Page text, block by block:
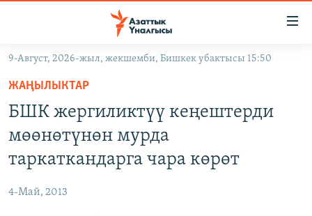
Навигацияга
өтүңүз
Издөөгө
салыңызКЫРГЫЗСТАН
МАДАНИЯТ
ТВ ПРОГРАММАЛАР
9-Август, 2026-жыл, жекшемби, Бишкек убактысы 15:50
ЖАҢЫЛЫКТАР
БШК жергиликтүү кеңештерди
мөөнөтүнөн мурда
таркаткандарга чара көрөт
4-Май, 2013